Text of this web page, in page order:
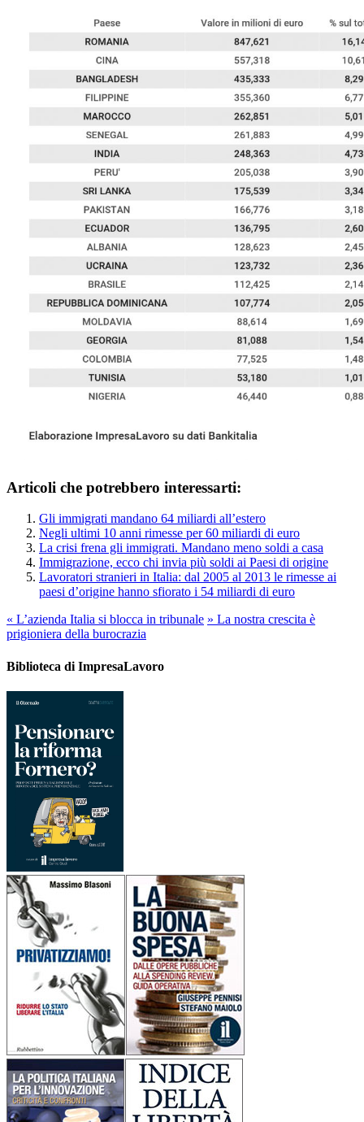
Articoli che potrebbero interessarti:
Gli immigrati mandano 64 miliardi all’estero
Negli ultimi 10 anni rimesse per 60 miliardi di euro
La crisi frena gli immigrati. Mandano meno soldi a casa
Immigrazione, ecco chi invia più soldi ai Paesi di origine
Lavoratori stranieri in Italia: dal 2005 al 2013 le rimesse ai
paesi d’origine hanno sfiorato i 54 miliardi di euro
« L’azienda Italia si blocca in tribunale » La nostra crescita è
prigioniera della burocrazia
Biblioteca di ImpresaLavoro